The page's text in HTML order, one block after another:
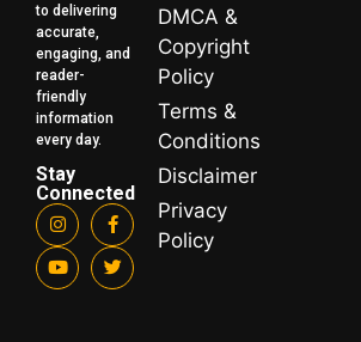
to delivering
accurate,
engaging, and
reader-
friendly
information
every day.
Stay
Connected
DMCA &
Copyright
Policy
Terms &
Conditions
Disclaimer
Privacy
Policy